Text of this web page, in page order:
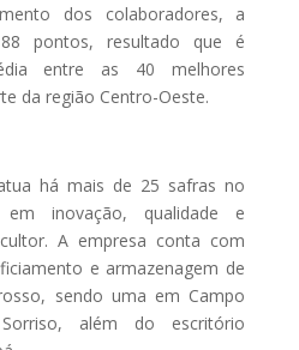
dos colaboradores, a
pontos, resultado que é
entre as 40 melhores
da região Centro-Oeste.
há mais de 25 safras no
inovação, qualidade e
A empresa conta com
e armazenagem de
sendo uma em Campo
além do escritório